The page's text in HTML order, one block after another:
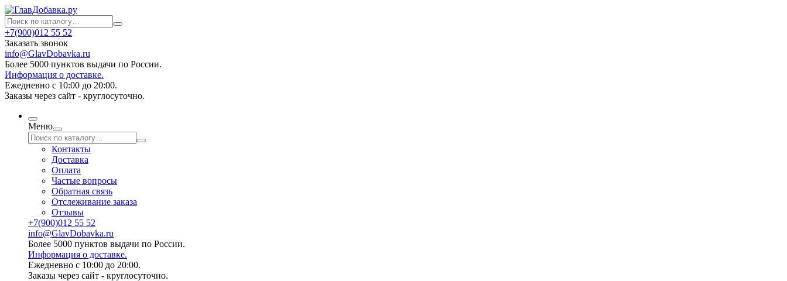
+7(900)012 55 52
Заказать звонок
info@GlavDobavka.ru
Более 5000 пунктов выдачи по России.
Информация о доставке.
Ежедневно с 10:00 до 20:00.
Заказы через сайт - круглосуточно.
Меню
Контакты
Доставка
Оплата
Частые вопросы
Обратная связь
Отслеживание заказа
Отзывы
+7(900)012 55 52
info@GlavDobavka.ru
Более 5000 пунктов выдачи по России.
Информация о доставке.
Ежедневно с 10:00 до 20:00.
Заказы через сайт - круглосуточно.